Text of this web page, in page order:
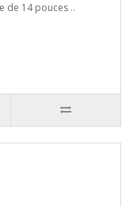
de 14 pouces ..